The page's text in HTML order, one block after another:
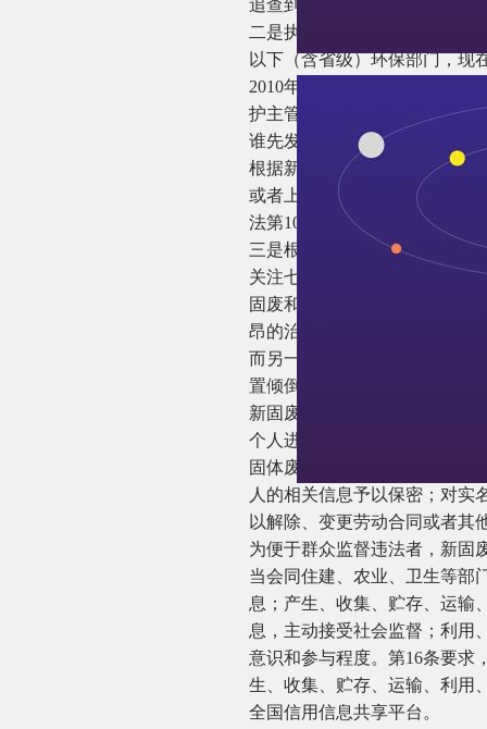
追查到产废单位，再由其承担
二是执法主体由所在地县级以
以下（含省级）环保部门，现
2010年3月1日起实施的《环境
护主管部门都有管辖权的环境
谁先发现谁处罚。
根据新固废法第101条的规定
或者上级人民政府有关部门责
法第101条还规定“应当作出行
三是根据实际情况，增加了对
关注七：用好有奖举报和信息
固废和危废对环境的污染都具
昂的治理费用，既耗时耗力，
而另一方面，固废和危废有关
置倾倒的地方周围的群众是最
新固废法第31条明确了“有奖
个人进行举报”。二是要求“生
固体废物污染环境防治举报方
人的相关信息予以保密；对实
以解除、变更劳动合同或者其
为便于群众监督违法者，新固
当会同住建、农业、卫生等部
息；产生、收集、贮存、运输
息，主动接受社会监督；利用
意识和参与程度。第16条要求
生、收集、贮存、运输、利用
全国信用信息共享平台。